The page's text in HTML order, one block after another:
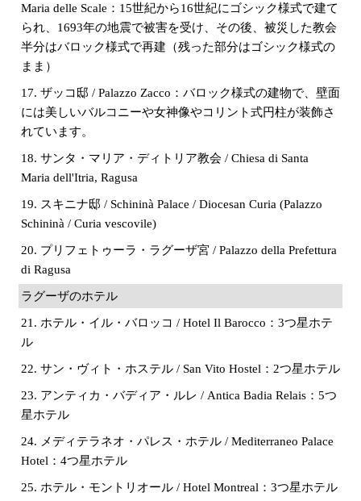
Maria delle Scale：15世紀から16世紀にゴシック様式で建て
られ、1693年の地震で被害を受け、その後、被災した教会
半分はバロック様式で再建（残った部分はゴシック様式の
まま）
17. ザッコ邸 / Palazzo Zacco：バロック様式の建物で、壁面
には美しいバルコニーや女神像やコリント式円柱が装飾さ
れています。
18. サンタ・マリア・ディトリア教会 / Chiesa di Santa
Maria dell'Itria, Ragusa
19. スキニナ邸 / Schininà Palace / Diocesan Curia (Palazzo
Schininà / Curia vescovile)
20. プリフェトゥーラ・ラグーザ宮 / Palazzo della Prefettura
di Ragusa
ラグーザのホテル
21. ホテル・イル・バロッコ / Hotel Il Barocco：3つ星ホテ
ル
22. サン・ヴィト・ホステル / San Vito Hostel：2つ星ホテル
23. アンティカ・バディア・ルレ / Antica Badia Relais：5つ
星ホテル
24. メディテラネオ・パレス・ホテル / Mediterraneo Palace
Hotel：4つ星ホテル
25. ホテル・モントリオール / Hotel Montreal：3つ星ホテル